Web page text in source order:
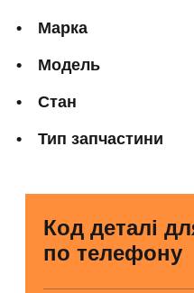
Марка
Модель
Стан
Тип запчастини
Код деталі
по телефону